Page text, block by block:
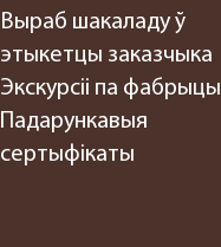
Выраб шакаладу ў
этыкетцы заказчыка
Экскурсіі па фабрыцы
Падарункавыя
сертыфікаты